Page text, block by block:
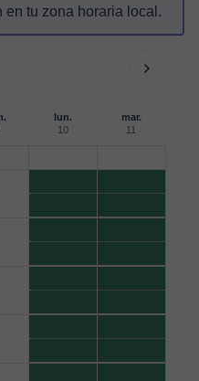
en tu zona horaria local.
lun.
10
mar.
11